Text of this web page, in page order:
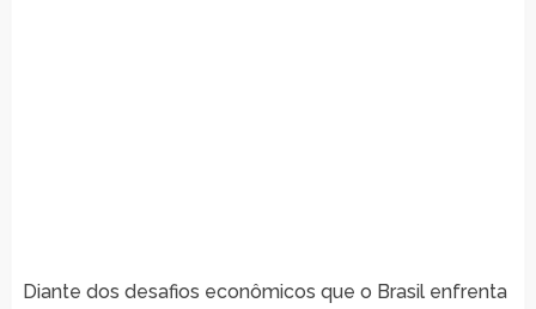
Diante dos desafios econômicos que o Brasil enfrenta